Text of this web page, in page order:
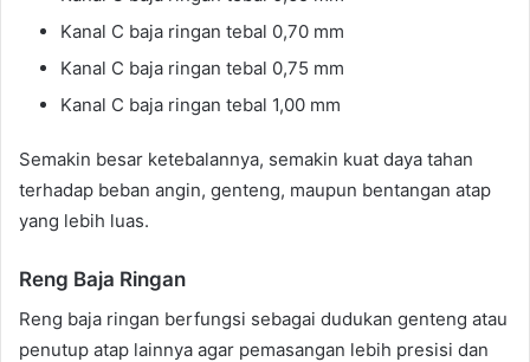
Kanal C baja ringan tebal 0,70 mm
Kanal C baja ringan tebal 0,75 mm
Kanal C baja ringan tebal 1,00 mm
Semakin besar ketebalannya, semakin kuat daya tahan
terhadap beban angin, genteng, maupun bentangan atap
yang lebih luas.
Reng Baja Ringan
Reng baja ringan berfungsi sebagai dudukan genteng atau
penutup atap lainnya agar pemasangan lebih presisi dan